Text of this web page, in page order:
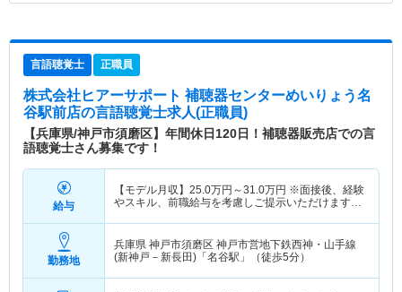
言語聴覚士 正職員
株式会社ヒアーサポート 補聴器センターめいりょう名
谷駅前店の言語聴覚士求人(正職員)
【兵庫県/神戸市須磨区】年間休日120日！補聴器販売店での言
語聴覚士さん募集です！
給与
【モデル月収】 25.0万円～31.0万円 ※面接後、経験
やスキル、前職給与を考慮しご提示いただけます。
勤務地
兵庫県 神戸市須磨区 神戸市営地下鉄西神・山手線
(新神戸－新長田)「名谷駅」（徒歩5分）